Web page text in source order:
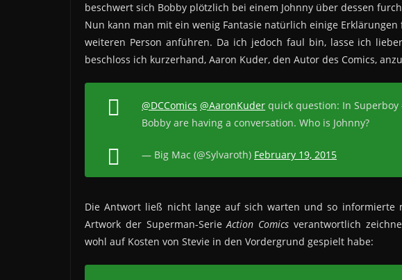
beschwert sich Bobby plötzlich bei einem Johnny über dessen
Nun kann man mit ein wenig Fantasie natürlich einige
weiteren Person anführen. Da ich jedoch faul bin, lasse ich
beschloss ich kurzerhand, Aaron Kuder, den Autor des Comics,
@DCComics @AaronKuder quick question: In Superboy
Bobby are having a conversation. Who is Johnny?
— Big Mac (@Sylvaroth) February 19, 2015
Die Antwort ließ nicht lange auf sich warten und so informierte
Artwork der Superman-SerieAction Comics verantwortlich
wohl auf Kosten von Stevie in den Vordergrund gespielt habe: